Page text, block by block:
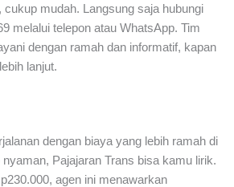
mudah. Langsung saja hubungi
melalui telepon atau WhatsApp. Tim
dengan ramah dan informatif, kapan
lanjut.
dengan biaya yang lebih ramah di
Pajajaran Trans bisa kamu lirik.
agen ini menawarkan